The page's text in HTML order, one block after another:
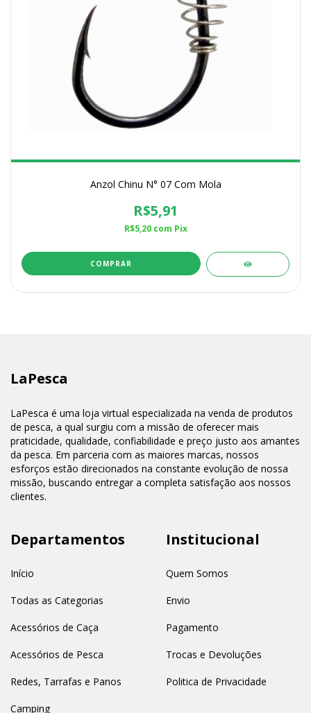
Anzol Chinu N° 07 Com Mola
R$5,91
R$5,20 com Pix
LaPesca
LaPesca é uma loja virtual especializada na venda de produtos
de pesca, a qual surgiu com a missão de oferecer mais
praticidade, qualidade, confiabilidade e preço justo aos amantes
da pesca. Em parceria com as maiores marcas, nossos
esforços estão direcionados na constante evolução de nossa
missão, buscando entregar a completa satisfação aos nossos
clientes.
Departamentos
Início
Todas as Categorias
Acessórios de Caça
Acessórios de Pesca
Redes, Tarrafas e Panos
Camping
Institucional
Quem Somos
Envio
Pagamento
Trocas e Devoluções
Politica de Privacidade